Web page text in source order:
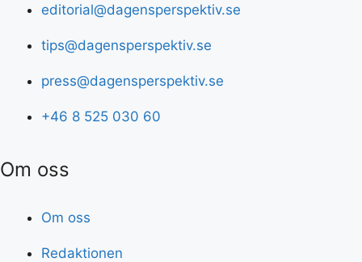
editorial@dagensperspektiv.se
tips@dagensperspektiv.se
press@dagensperspektiv.se
+46 8 525 030 60
Om oss
Om oss
Redaktionen